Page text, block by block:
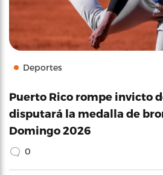
Deportes
Puerto Rico rompe invicto
disputará la medalla de
Domingo 2026
0